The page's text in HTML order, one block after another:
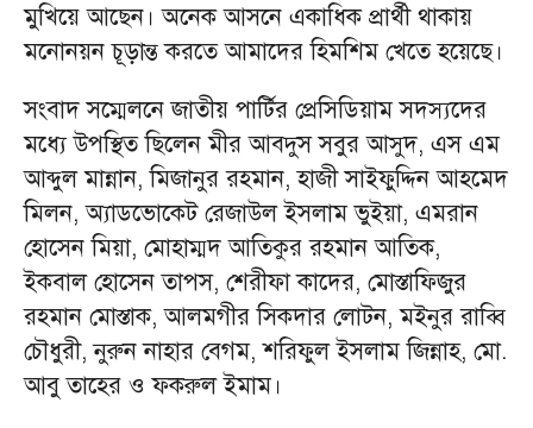
মুখিয়ে আছেন। অনেক আসনে একাধিক প্রার্থী থাকায়
মনোনয়ন চূড়ান্ত করতে আমাদের হিমশিম খেতে হয়েছে।
সংবাদ সম্মেলনে জাতীয় পার্টির প্রেসিডিয়াম সদস্যদের
মধ্যে উপস্থিত ছিলেন মীর আবদুস সবুর আসুদ, এস এম
আব্দুল মান্নান, মিজানুর রহমান, হাজী সাইফুদ্দিন আহমেদ
মিলন, অ্যাডভোকেট রেজাউল ইসলাম ভুইয়া, এমরান
হোসেন মিয়া, মোহাম্মদ আতিকুর রহমান আতিক,
ইকবাল হোসেন তাপস, শেরীফা কাদের, মোস্তাফিজুর
রহমান মোস্তাক, আলমগীর সিকদার লোটন, মইনুর রাব্বি
চৌধুরী, নুরুন নাহার বেগম, শরিফুল ইসলাম জিন্নাহ, মো.
আবু তাহের ও ফকরুল ইমাম।